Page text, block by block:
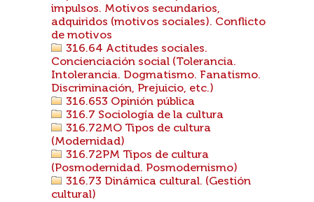
impulsos. Motivos secundarios,
adquiridos (motivos sociales). Conflicto
de motivos
316.64 Actitudes sociales.
Concienciación social (Tolerancia.
Intolerancia. Dogmatismo. Fanatismo.
Discriminación, Prejuicio, etc.)
316.653 Opinión pública
316.7 Sociología de la cultura
316.72MO Tipos de cultura
(Modernidad)
316.72PM Tipos de cultura
(Posmodernidad. Posmodernismo)
316.73 Dinámica cultural. (Gestión
cultural)